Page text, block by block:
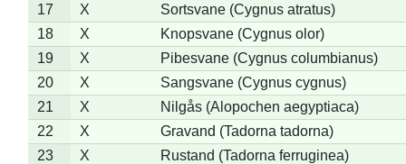
17
X
Sortsvane (Cygnus atratus)
18
X
Knopsvane (Cygnus olor)
19
X
Pibesvane (Cygnus columbianus)
20
X
Sangsvane (Cygnus cygnus)
21
X
Nilgås (Alopochen aegyptiaca)
22
X
Gravand (Tadorna tadorna)
23
X
Rustand (Tadorna ferruginea)